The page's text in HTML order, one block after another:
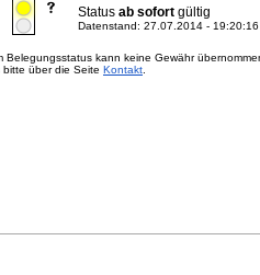
Status ab sofort gültig
Datenstand: 27.07.2014 - 19:20:16
kann keine Gewähr
über die Seite Kontakt